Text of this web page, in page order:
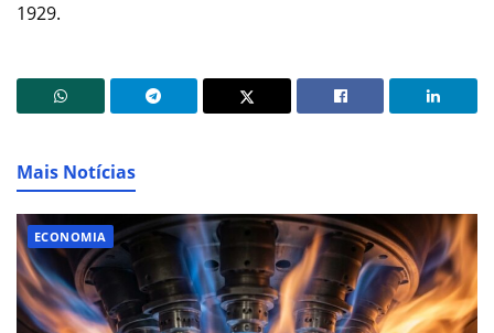
1929.
Mais Notícias
ECONOMIA